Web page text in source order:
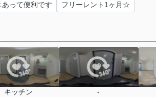
って便利です フリーレント1ヶ月☆
キッチン -